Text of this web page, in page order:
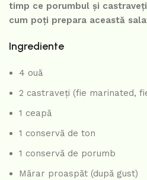
timp ce porumbul și
cum poți prepara această
Ingrediente
4 ouă
2 castraveți (fie marinated,
1 ceapă
1 conservă de ton
1 conservă de porumb
Mărar proaspăt (după gust)